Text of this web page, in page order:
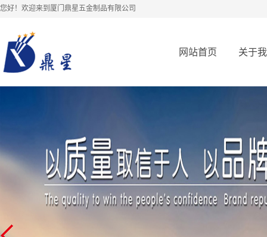
您好！欢迎来到厦门鼎星五金制品有限公司
网站首页 关于